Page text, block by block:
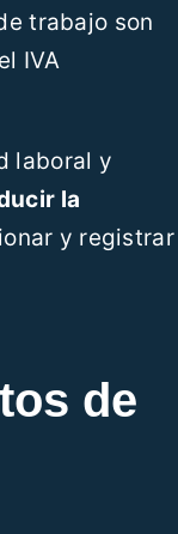
trabajo son
IVA
laboral y
la
y registrar
de